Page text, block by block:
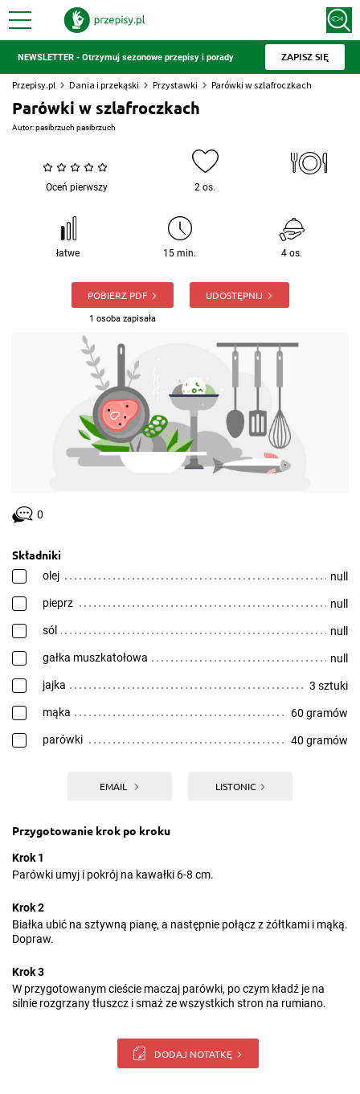
NEWSLETTER - Otrzymuj sezonowe przepisy i porady ZAPISZ SIĘ
Przepisy.pl Dania i przekąski Przystawki Parówki w szlafroczkach
Parówki w szlafroczkach
Autor:pasibrzuch pasibrzuch
Oceń pierwszy 2 os.
łatwe 15 min. 4 os.
POBIERZ PDF
1 osoba zapisała
UDOSTĘPNIJ
0
Składniki
olej null
pieprz null
sól null
gałka muszkatołowa null
jajka 3 sztuki
mąka 60 gramów
parówki 40 gramów
EMAIL LISTONIC
Przygotowanie krok po kroku
Krok 1
Parówki umyj i pokrój na kawałki 6-8 cm.
Krok 2
Białka ubić na sztywną pianę, a następnie połącz z żółtkami i mąką.
Dopraw.
Krok 3
W przygotowanym cieście maczaj parówki, po czym kładź je na
silnie rozgrzany tłuszcz i smaż ze wszystkich stron na rumiano.
DODAJ NOTATKĘ